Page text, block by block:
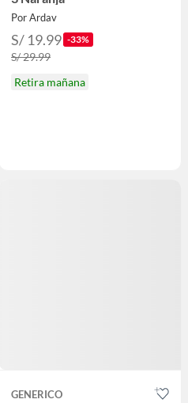
Por Ardav
S/ 19.99 -33%
S/ 29.99
Retira mañana
GENERICO